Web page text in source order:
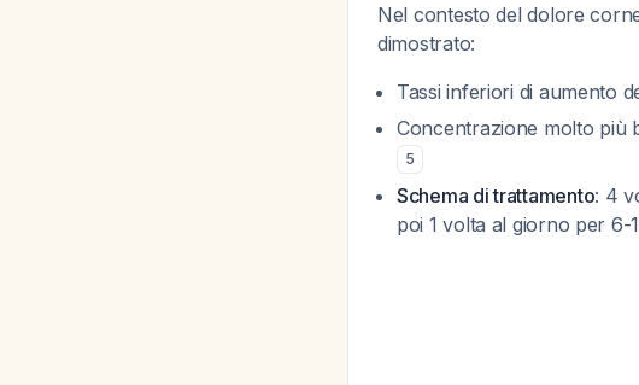
Nel contesto del dolore
dimostrato:
Tassi inferiori di aumento
Concentrazione molto più
5
Schema di trattamento: 4
poi 1 volta al giorno per 6-